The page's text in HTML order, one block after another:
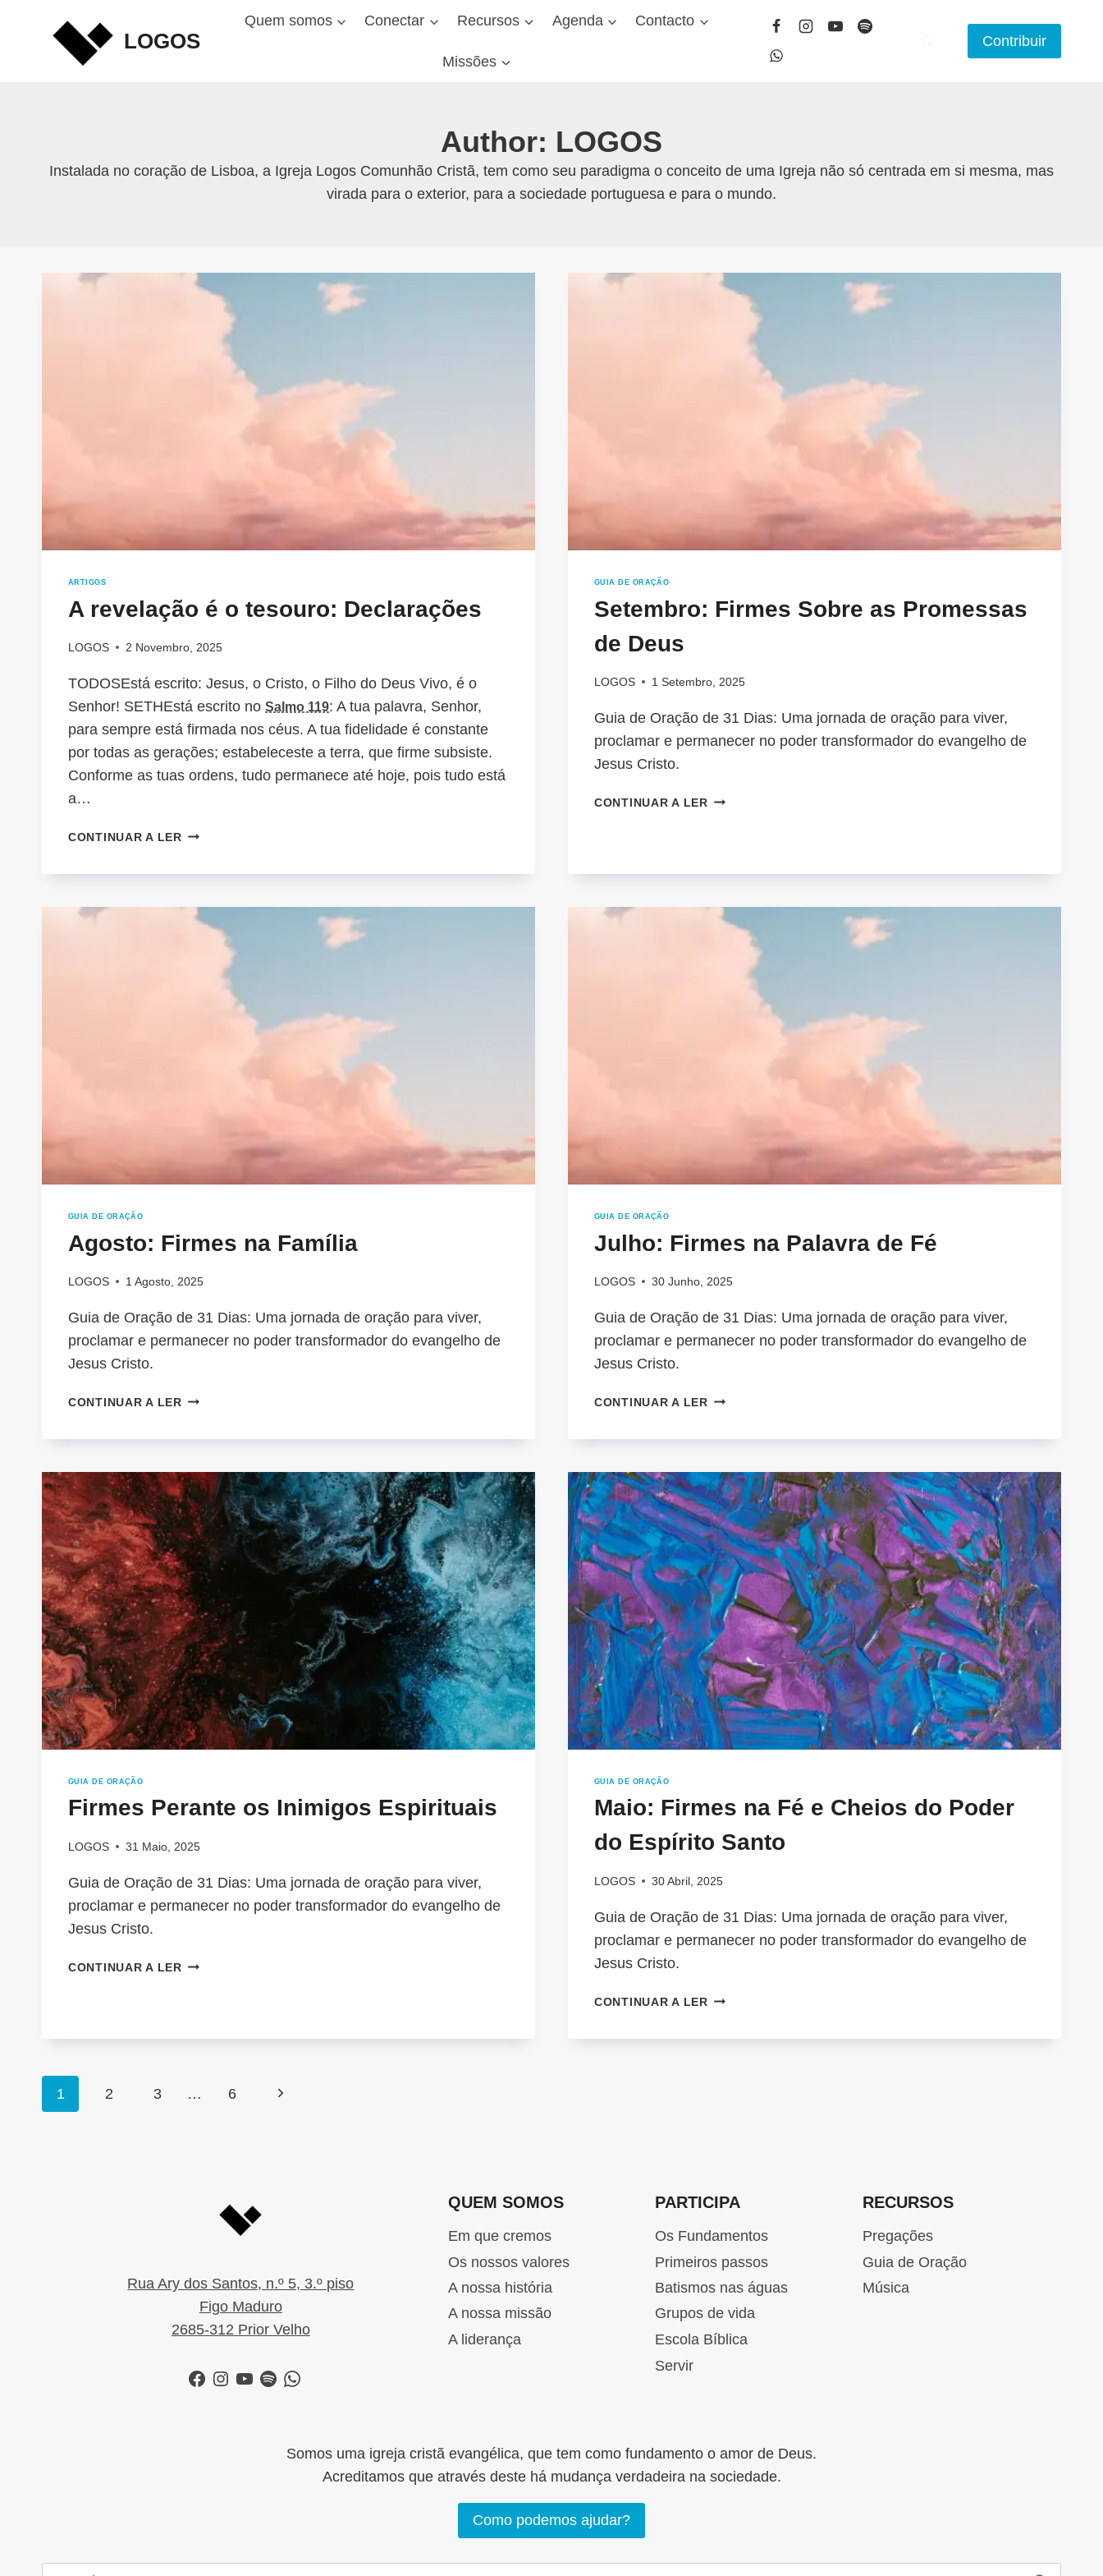
LOGOS
Quem somos Conectar Recursos Agenda Contacto
Missões
Contribuir
Author: LOGOS
Instalada no coração de Lisboa, a Igreja Logos Comunhão Cristã, tem como seu paradigma o conceito de uma Igreja não só centrada em si mesma, mas
virada para o exterior, para a sociedade portuguesa e para o mundo.
ARTIGOS
A revelação é o tesouro: Declarações
LOGOS 2 Novembro, 2025
TODOSEstá escrito: Jesus, o Cristo, o Filho do Deus Vivo, é o
Senhor! SETHEstá escrito no Salmo 119: A tua palavra, Senhor,
para sempre está firmada nos céus. A tua fidelidade é constante
por todas as gerações; estabeleceste a terra, que firme subsiste.
Conforme as tuas ordens, tudo permanece até hoje, pois tudo está
a…
CONTINUAR A LERA
TESOURO:
DECLARAÇÕES
GUIA DE ORAÇÃO
Setembro: Firmes Sobre as Promessas
de Deus
LOGOS 1 Setembro, 2025
Guia de Oração de 31 Dias: Uma jornada de oração para viver,
proclamar e permanecer no poder transformador do evangelho de
Jesus Cristo.
CONTINUAR A LERSETEMBRO:
PROMESSAS
DEUS
GUIA DE ORAÇÃO
Agosto: Firmes na Família
LOGOS 1 Agosto, 2025
Guia de Oração de 31 Dias: Uma jornada de oração para viver,
proclamar e permanecer no poder transformador do evangelho de
Jesus Cristo.
CONTINUAR A LERAGOSTO:
GUIA DE ORAÇÃO
Julho: Firmes na Palavra de Fé
LOGOS 30 Junho, 2025
Guia de Oração de 31 Dias: Uma jornada de oração para viver,
proclamar e permanecer no poder transformador do evangelho de
Jesus Cristo.
CONTINUAR A LERJULHO:
DE
FÉ
GUIA DE ORAÇÃO
Firmes Perante os Inimigos Espirituais
LOGOS 31 Maio, 2025
Guia de Oração de 31 Dias: Uma jornada de oração para viver,
proclamar e permanecer no poder transformador do evangelho de
Jesus Cristo.
CONTINUAR A LERFIRMES
ESPIRITUAIS
GUIA DE ORAÇÃO
Maio: Firmes na Fé e Cheios do Poder
do Espírito Santo
LOGOS 30 Abril, 2025
Guia de Oração de 31 Dias: Uma jornada de oração para viver,
proclamar e permanecer no poder transformador do evangelho de
Jesus Cristo.
CONTINUAR A LERMAIO:
Page
1 2 3 … 6
Next
Rua Ary dos Santos, n.º 5, 3.º piso
Figo Maduro
2685-312 Prior Velho
Facebook
Instagram
YouTube
SpotifyWhatsApp
QUEM SOMOS
Em que cremos
Os nossos valores
A nossa história
A nossa missão
A liderança
PARTICIPA
Os Fundamentos
Primeiros passos
Batismos nas águas
Grupos de vida
Escola Bíblica
Servir
RECURSOS
Pregações
Guia de Oração
Música
Somos uma igreja cristã evangélica, que tem como fundamento o amor de Deus.
Acreditamos que através deste há mudança verdadeira na sociedade.
Como podemos ajudar?